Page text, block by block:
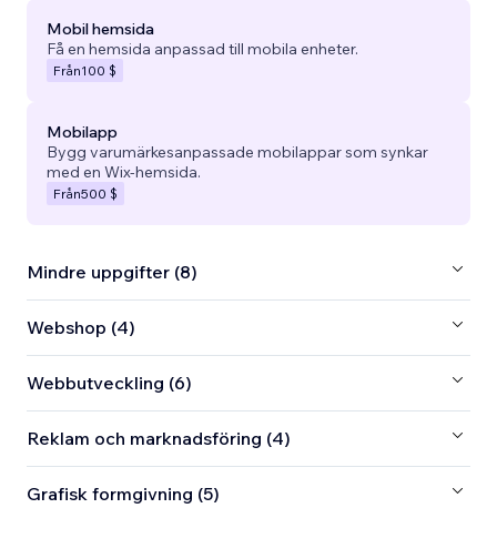
Mobil hemsida
Få en hemsida anpassad till mobila enheter.
Från100 $
Mobilapp
Bygg varumärkesanpassade mobilappar som synkar
med en Wix-hemsida.
Från500 $
Mindre uppgifter (8)
Webshop (4)
Webbutveckling (6)
Reklam och marknadsföring (4)
Grafisk formgivning (5)